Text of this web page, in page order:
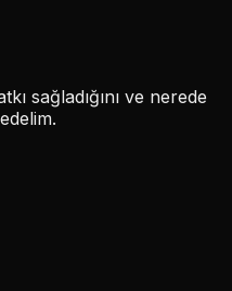
sağladığını ve nerede